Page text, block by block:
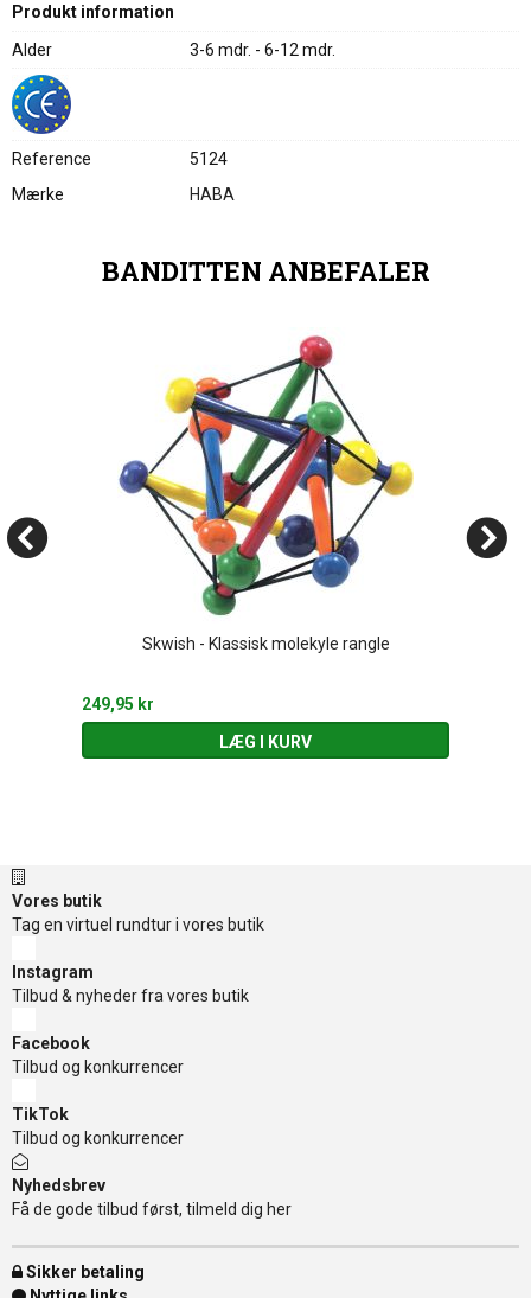
Produkt information
Alder
3-6 mdr. - 6-12 mdr.
Reference
5124
Mærke
HABA
BANDITTEN ANBEFALER
Skwish - Klassisk molekyle rangle
249,95 kr
LÆG I KURV
Vores butik
Tag en virtuel rundtur i vores butik
Instagram
Tilbud & nyheder fra vores butik
Facebook
Tilbud og konkurrencer
TikTok
Tilbud og konkurrencer
Nyhedsbrev
Få de gode tilbud først, tilmeld dig her
Sikker betaling